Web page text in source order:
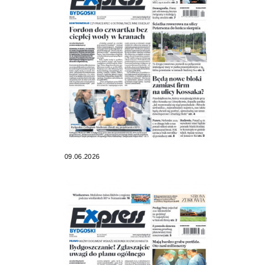
09.06.2026